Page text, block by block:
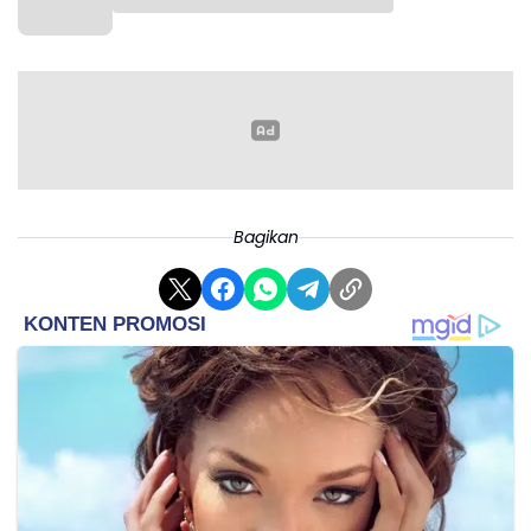
“Oleh karena itu, kami memutuskan untuk
menghentikan program langganan tersebut efektif
dalam waktu dekat,” ujar dia menambahkan.
Lebih lanjut, Hans mengatakan layanan GoRide
Hemat nantinya juga akan mengikuti pemangkasan
potongan pendapatan yang diambil perusahaan
aplikator dari pengemudi ojek daring menjadi
Bagikan